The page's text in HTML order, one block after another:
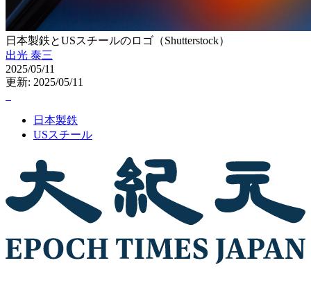
日本製鉄とUSスチールのロゴ（Shutterstock）
出光 泰三
2025/05/11
更新: 2025/05/11
日本製鉄
USスチール